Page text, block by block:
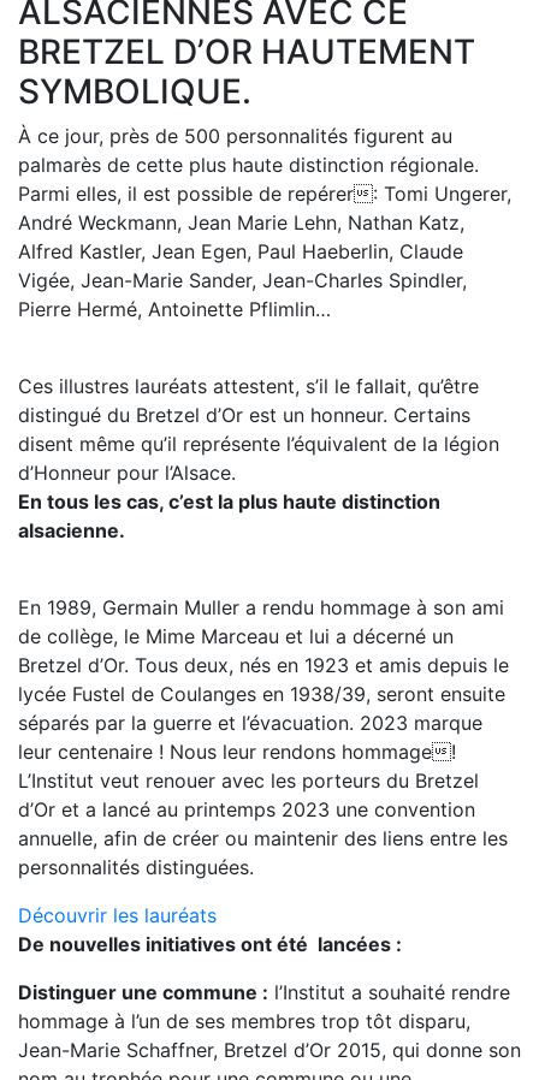
ALSACIENNES AVEC CE
BRETZEL D’OR HAUTEMENT
SYMBOLIQUE.
À ce jour, près de 500 personnalités figurent au
palmarès de cette plus haute distinction régionale.
Parmi elles, il est possible de repérer: Tomi Ungerer,
André Weckmann, Jean Marie Lehn, Nathan Katz,
Alfred Kastler, Jean Egen, Paul Haeberlin, Claude
Vigée, Jean-Marie Sander, Jean-Charles Spindler,
Pierre Hermé, Antoinette Pflimlin…
Ces illustres lauréats attestent, s’il le fallait, qu’être
distingué du Bretzel d’Or est un honneur. Certains
disent même qu’il représente l’équivalent de la légion
d’Honneur pour l’Alsace.
En tous les cas, c’est la plus haute distinction
alsacienne.
En 1989, Germain Muller a rendu hommage à son ami
de collège, le Mime Marceau et lui a décerné un
Bretzel d’Or. Tous deux, nés en 1923 et amis depuis le
lycée Fustel de Coulanges en 1938/39, seront ensuite
séparés par la guerre et l’évacuation. 2023 marque
leur centenaire ! Nous leur rendons hommage!
L’Institut veut renouer avec les porteurs du Bretzel
d’Or et a lancé au printemps 2023 une convention
annuelle, afin de créer ou maintenir des liens entre les
personnalités distinguées.
Découvrir les lauréats
De nouvelles initiatives ont été lancées :
Distinguer une commune : l’Institut a souhaité rendre
hommage à l’un de ses membres trop tôt disparu,
Jean-Marie Schaffner, Bretzel d’Or 2015, qui donne son